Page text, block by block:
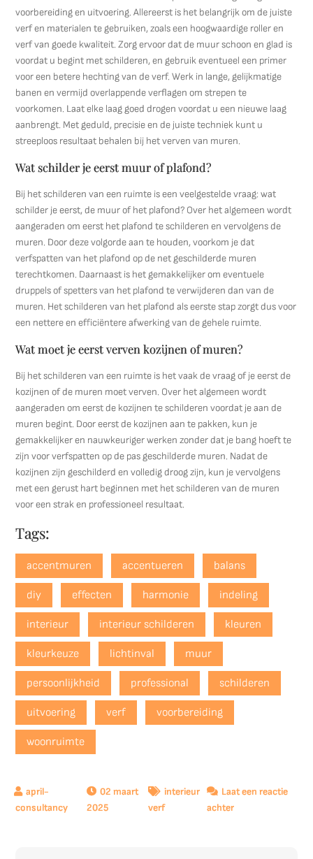
voorbereiding en uitvoering. Allereerst is het belangrijk om de juiste
verf en materialen te gebruiken, zoals een hoogwaardige roller en
verf van goede kwaliteit. Zorg ervoor dat de muur schoon en glad is
voordat u begint met schilderen, en gebruik eventueel een primer
voor een betere hechting van de verf. Werk in lange, gelijkmatige
banen en vermijd overlappende verflagen om strepen te
voorkomen. Laat elke laag goed drogen voordat u een nieuwe laag
aanbrengt. Met geduld, precisie en de juiste techniek kunt u
streeploos resultaat behalen bij het verven van muren.
Wat schilder je eerst muur of plafond?
Bij het schilderen van een ruimte is een veelgestelde vraag: wat
schilder je eerst, de muur of het plafond? Over het algemeen wordt
aangeraden om eerst het plafond te schilderen en vervolgens de
muren. Door deze volgorde aan te houden, voorkom je dat
verfspatten van het plafond op de net geschilderde muren
terechtkomen. Daarnaast is het gemakkelijker om eventuele
druppels of spetters van het plafond te verwijderen dan van de
muren. Het schilderen van het plafond als eerste stap zorgt dus voor
een nettere en efficiëntere afwerking van de gehele ruimte.
Wat moet je eerst verven kozijnen of muren?
Bij het schilderen van een ruimte is het vaak de vraag of je eerst de
kozijnen of de muren moet verven. Over het algemeen wordt
aangeraden om eerst de kozijnen te schilderen voordat je aan de
muren begint. Door eerst de kozijnen aan te pakken, kun je
gemakkelijker en nauwkeuriger werken zonder dat je bang hoeft te
zijn voor verfspatten op de pas geschilderde muren. Nadat de
kozijnen zijn geschilderd en volledig droog zijn, kun je vervolgens
met een gerust hart beginnen met het schilderen van de muren
voor een strak en professioneel resultaat.
Tags:
accentmuren accentueren balans
diy effecten harmonie indeling
interieur interieur schilderen kleuren
kleurkeuze lichtinval muur
persoonlijkheid professional schilderen
uitvoering verf voorbereiding
woonruimte
02 maart
2025
interieur
verf
Laat een reactie
achterop